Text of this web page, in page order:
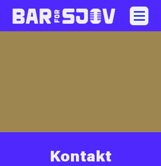
Kontakt